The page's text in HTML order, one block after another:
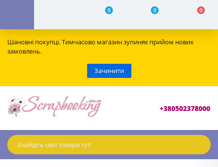
0 0 0
Шановні покупці. Тимчасово магазин зупиняє прийом нових
замовлень.
Зачинити
+380502378000